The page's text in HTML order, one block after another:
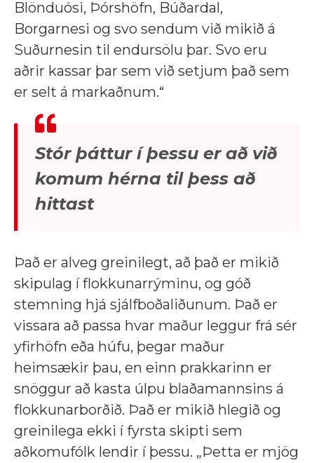
Blönduósi, Þórshöfn, Búðardal,
Borgarnesi og svo sendum við mikið á
Suðurnesin til endursölu þar. Svo eru
aðrir kassar þar sem við setjum það sem
er selt á markaðnum.“
Stór þáttur í þessu er að við
komum hérna til þess að
hittast
Það er alveg greinilegt, að það er mikið
skipulag í flokkunarrýminu, og góð
stemning hjá sjálfboðaliðunum. Það er
vissara að passa hvar maður leggur frá sér
yfirhöfn eða húfu, þegar maður
heimsækir þau, en einn prakkarinn er
snöggur að kasta úlpu blaðamannsins á
flokkunarborðið. Það er mikið hlegið og
greinilega ekki í fyrsta skipti sem
aðkomufólk lendir í þessu. „Þetta er mjög